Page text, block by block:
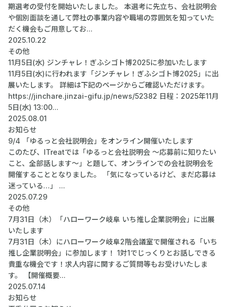
期選考の受付を開始いたしました。 本選考に先立ち、会社説明会
や個別面談を通して弊社の事業内容や職場の雰囲気を知っていた
だく機会もご用意してお...
2025.10.22
その他
11月5日(水) ジンチャレ！ぎふシゴト博2025に参加いたします
11月5日(水)に行われます「ジンチャレ！ぎふシゴト博2025」に出
展いたします。 詳細は下記のページからご確認いただけます。
https://jinchare.jinzai-gifu.jp/news/52382 日程：2025年11月
5日(水) 13:00...
2025.08.01
お知らせ
9/4 「ゆるっと会社説明会」をオンライン開催いたします
このたび、ITreatでは「ゆるっと会社説明会 〜応募前に知りたい
こと、全部話します〜」と題して、オンラインでの会社説明会を
開催することとなりました。 「気になっているけど、まだ応募は
迷っている…」 ...
2025.07.29
その他
7月31日（木）「ハローワーク岐阜 いち推し企業説明会」に出展
いたします
7月31日（木）にハローワーク岐阜2階会議室で開催される「いち
推し企業説明会」に参加します！ 1対1でじっくりとお話しできる
貴重な機会です！求人内容に関するご質問等もお受けいたしま
す。 【開催概要...
2025.07.14
お知らせ